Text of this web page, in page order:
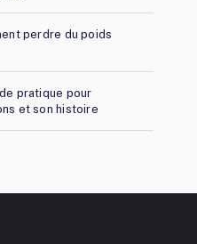
perdre du poids
pratique pour
et son histoire